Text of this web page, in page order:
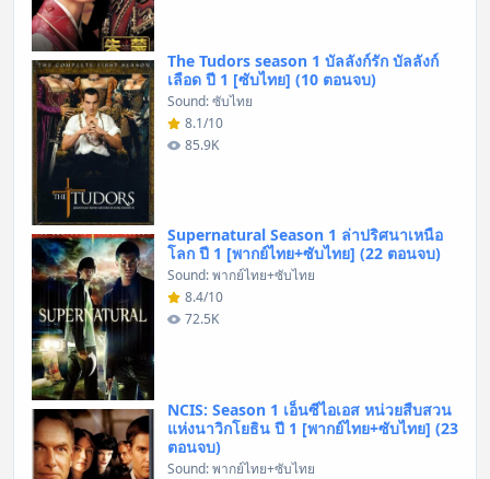
The Tudors season 1 บัลลังก์รัก บัลลังก์
เลือด ปี 1 [ซับไทย] (10 ตอนจบ)
Sound: ซับไทย
8.1/10
85.9K
Supernatural Season 1 ล่าปริศนาเหนือ
โลก ปี 1 [พากย์ไทย+ซับไทย] (22 ตอนจบ)
Sound: พากย์ไทย+ซับไทย
8.4/10
72.5K
NCIS: Season 1 เอ็นซีไอเอส หน่วยสืบสวน
แห่งนาวิกโยธิน ปี 1 [พากย์ไทย+ซับไทย] (23
ตอนจบ)
Sound: พากย์ไทย+ซับไทย